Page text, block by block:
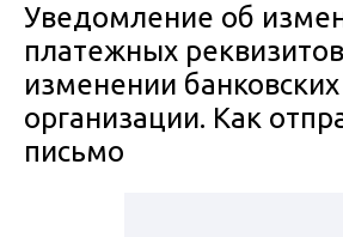
Уведомление об
платежных
изменении
организации. Как
письмо